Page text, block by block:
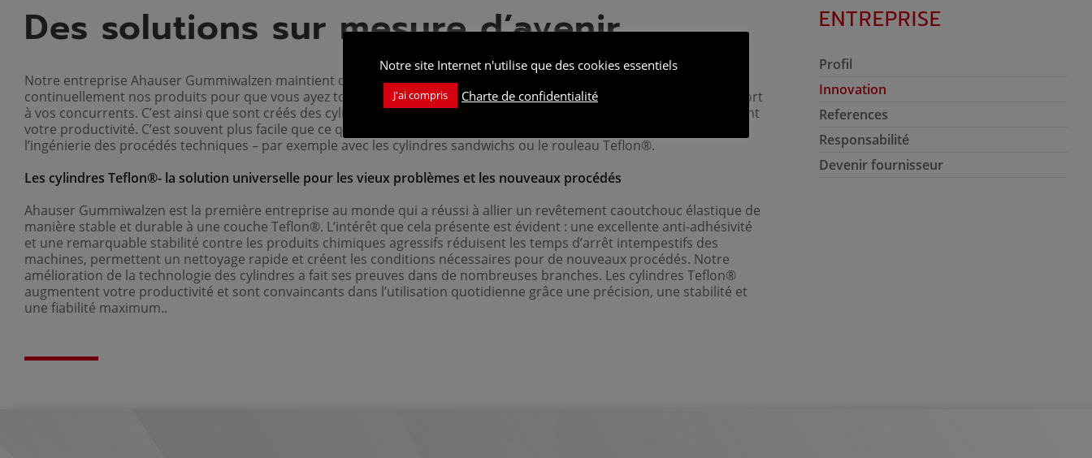
Des solutions sur mesure d’avenir
Notre entreprise Ahauser Gummiwalzen maintient depuis cinquante ans la tradition qui consiste à développer
continuellement nos produits pour que vous ayez toujours une longueur d’avance, afin de faire la différence par rapport
à vos concurrents. C’est ainsi que sont créés des cylindres innovants qui vous permettent d’augmenter continuellement
votre productivité. C’est souvent plus facile que ce que l’on pense, car des possibilités insoupçonnées s’ouvrent pour
l’ingénierie des procédés techniques – par exemple avec les cylindres sandwichs ou le rouleau Teflon®.
Les cylindres Teflon®- la solution universelle pour les vieux problèmes et les nouveaux procédés
Ahauser Gummiwalzen est la première entreprise au monde qui a réussi à allier un revêtement caoutchouc élastique de
manière stable et durable à une couche Teflon®. L’intérêt que cela présente est évident : une excellente anti-adhésivité
et une remarquable stabilité contre les produits chimiques agressifs réduisent les temps d’arrêt intempestifs des
machines, permettent un nettoyage rapide et créent les conditions nécessaires pour de nouveaux procédés. Notre
amélioration de la technologie des cylindres a fait ses preuves dans de nombreuses branches. Les cylindres Teflon®
augmentent votre productivité et sont convaincants dans l’utilisation quotidienne grâce une précision, une stabilité et
une fiabilité maximum..
ENTREPRISE
Profil
Innovation
References
Responsabilité
Devenir fournisseur
Notre site Internet n'utilise que des cookies essentiels
J'ai compris Charte de confidentialité